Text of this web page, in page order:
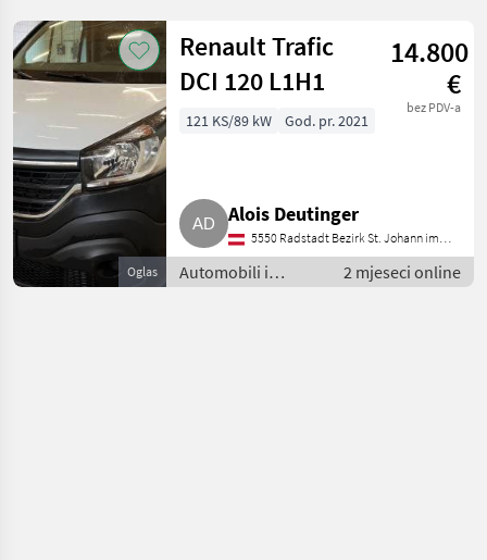
Kategorija 5 Država 2 Filtri
TRENUTNA
STAZA
Auto,
kamion,
moped
Automobili I
Motocikli
Limuzine
Poništi
Prikaži 1
rezultata
Oglas
Renault Trafic
DCI 120 L1H1
14.800
€
bez PDV-a
121 KS/89 kW God. pr. 2021
Alois Deutinger
5550 Radstadt Bezirk St. Johann im
Pongau
Automobili i
motocikli /
2 mjeseci online